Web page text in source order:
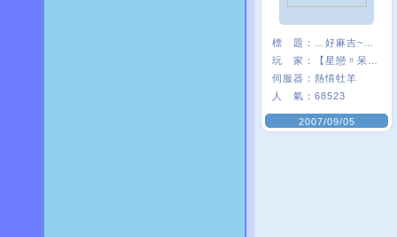
標 題：
玩 家：
伺服器： 熱情牡羊
人 氣： 68523
2007/09/05